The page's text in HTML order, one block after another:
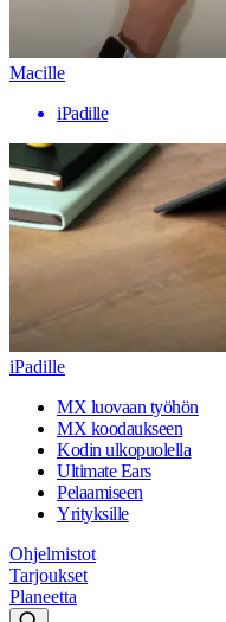
Macille
iPadille
iPadille
MX luovaan työhön
MX koodaukseen
Kodin ulkopuolella
Ultimate Ears
Pelaamiseen
Yrityksille
Ohjelmistot
Tarjoukset
Planeetta